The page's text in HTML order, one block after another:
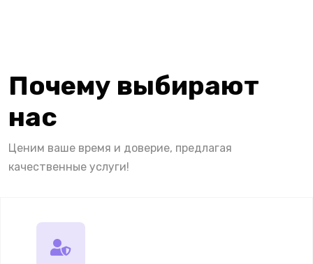
Почему выбирают
нас
Ценим ваше время и доверие, предлагая
качественные услуги!